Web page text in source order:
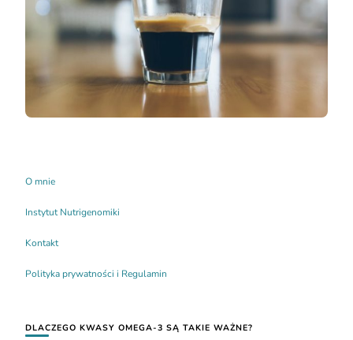
O mnie
Instytut Nutrigenomiki
Kontakt
Polityka prywatności i Regulamin
DLACZEGO KWASY OMEGA-3 SĄ TAKIE WAŻNE?